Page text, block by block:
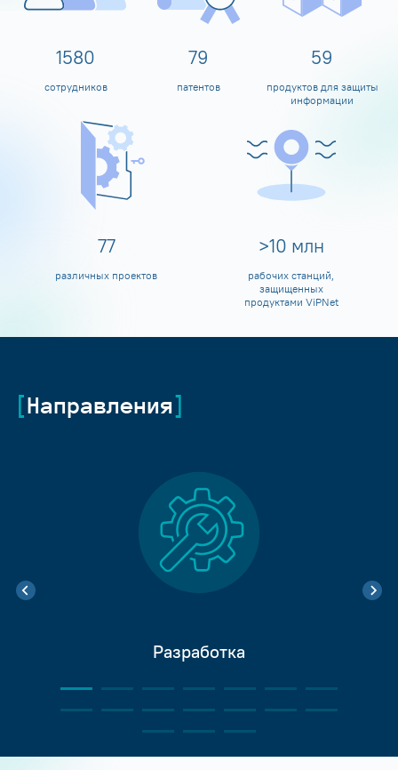
1600
сотрудников
80
патентов
60
продуктов для защиты
информации
80
различных проектов
>10 млн
рабочих станций,
защищенных
продуктами ViPNet
Направления
Разработка